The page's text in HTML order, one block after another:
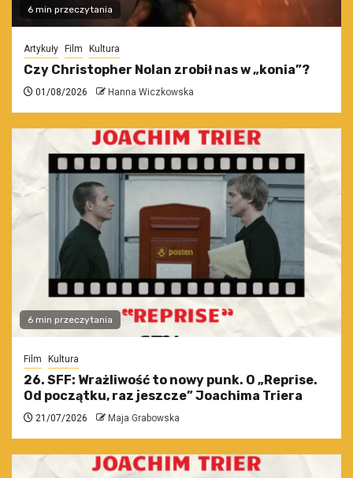
6 min przeczytania
Artykuły Film Kultura
Czy Christopher Nolan zrobił nas w „konia”?
01/08/2026 Hanna Wiczkowska
6 min przeczytania
Film Kultura
26. SFF: Wrażliwość to nowy punk. O „Reprise.
Od początku, raz jeszcze” Joachima Triera
21/07/2026 Maja Grabowska